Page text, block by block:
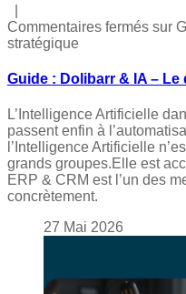
Commentaires fermés sur
stratégique
Guide : Dolibarr & IA –
L’Intelligence Artificielle
passent enfin à
l’Intelligence Artificielle
grands groupes.Elle est
ERP & CRM est l’un des
concrètement.
27 Mai 2026